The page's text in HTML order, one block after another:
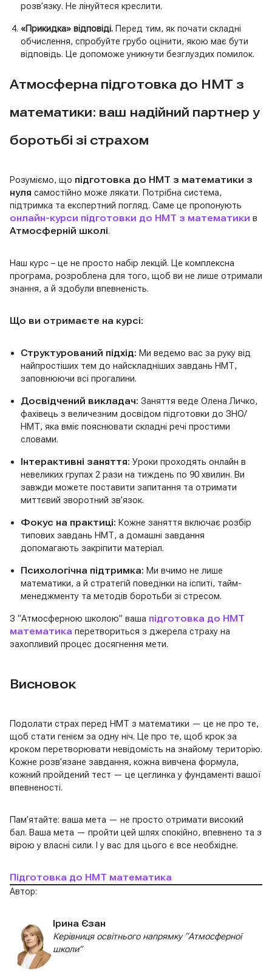
розв’язку. Не лінуйтеся креслити.
«Прикидка» відповіді.Перед тим, як почати складні
обчислення, спробуйте грубо оцінити, якою має бути
відповідь. Це допоможе уникнути безглуздих помилок.
Атмосферна підготовка до НМТ з
математики: ваш надійний партнер у
боротьбі зі страхом
Розуміємо, що підготовка до НМТ з математики з
нуля самостійно може лякати. Потрібна система,
підтримка та експертний погляд. Саме це пропонують
онлайн-курси підготовки до НМТ з математики в
Атмосферній школі.
Наш курс – це не просто набір лекцій. Це комплексна
програма, розроблена для того, щоб ви не лише отримали
знання, а й здобули впевненість.
Що ви отримаєте на курсі:
Структурований підхід: Ми ведемо вас за руку від
найпростіших тем до найскладніших завдань НМТ,
заповнюючи всі прогалини.
Досвідчений викладач: Заняття веде Олена Личко,
фахівець з величезним досвідом підготовки до ЗНО/
НМТ, яка вміє пояснювати складні речі простими
словами.
Інтерактивні заняття: Уроки проходять онлайн в
невеликих групах 2 рази на тиждень по 90 хвилин. Ви
завжди можете поставити запитання та отримати
миттєвий зворотний зв’язок.
Фокус на практиці: Кожне заняття включає розбір
типових завдань НМТ, а домашні завдання
допомагають закріпити матеріал.
Психологічна підтримка: Ми вчимо не лише
математики, а й стратегій поведінки на іспиті, тайм-
менеджменту та методів боротьби зі стресом.
З “Атмосферною школою” ваша підготовка до НМТ
математика перетвориться з джерела страху на
захопливий процес досягнення мети.
Висновок
Подолати страх перед НМТ з математики — це не про те,
щоб стати генієм за одну ніч. Це про те, щоб крок за
кроком перетворювати невідомість на знайому територію.
Кожне розв’язане завдання, кожна вивчена формула,
кожний пройдений тест — це цеглинка у фундаменті вашої
впевненості.
Пам’ятайте: ваша мета — не просто отримати високий
бал. Ваша мета — пройти цей шлях спокійно, впевнено та з
вірою у власні сили. І у вас для цього є все необхідне.
Підготовка до НМТ математика
Автор:
Ірина Єзан
Керівниця освітнього напрямку “Атмосферної
школи”